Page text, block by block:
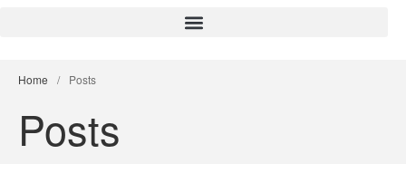
Home / Posts
Posts